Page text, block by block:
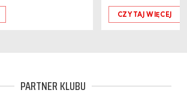
CZYTAJ WIĘCEJ
PARTNER KLUBU